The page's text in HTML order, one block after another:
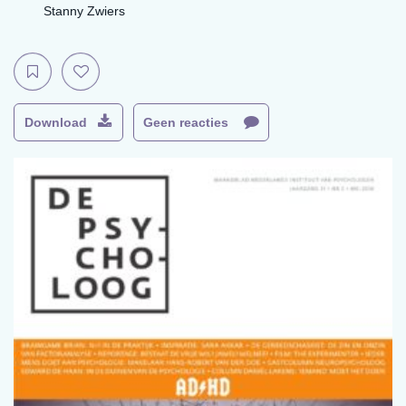
Stanny Zwiers
Download Geen reacties